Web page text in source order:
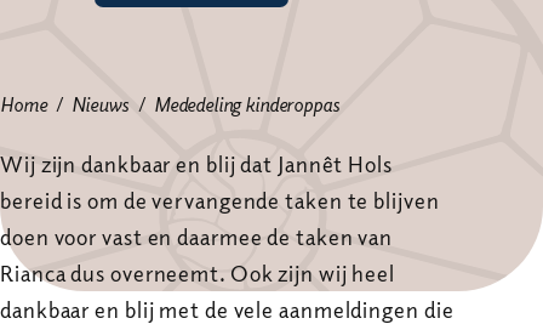
Home Nieuws Mededeling kinderoppas
Wij zijn dankbaar en blij dat Jannêt Hols
bereid is om de vervangende taken te blijven
doen voor vast en daarmee de taken van
Rianca dus overneemt. Ook zijn wij heel
dankbaar en blij met de vele aanmeldingen die